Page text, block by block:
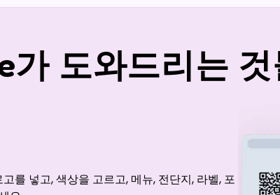
가 도와드리는
를 넣고, 색상을 고르고, 메뉴, 전단지, 라벨, 포